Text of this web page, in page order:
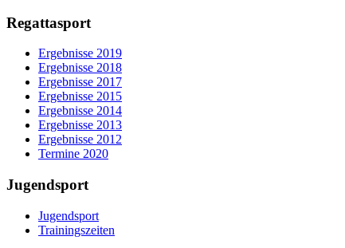
Regattasport
Ergebnisse 2019
Ergebnisse 2018
Ergebnisse 2017
Ergebnisse 2015
Ergebnisse 2014
Ergebnisse 2013
Ergebnisse 2012
Termine 2020
Jugendsport
Jugendsport
Trainingszeiten